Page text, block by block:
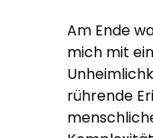
Am Ende
mich mit
rührende